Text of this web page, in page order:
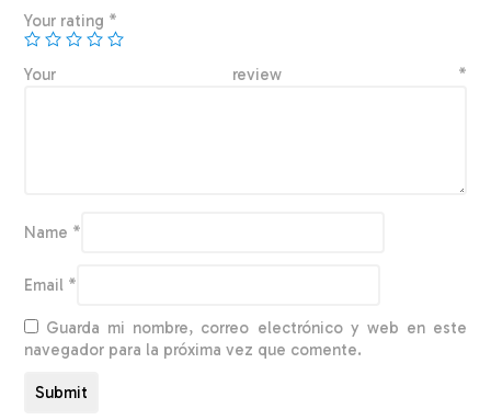
Your rating *
Your review *
Name *
Email *
Guarda mi nombre, correo electrónico y web en este
navegador para la próxima vez que comente.